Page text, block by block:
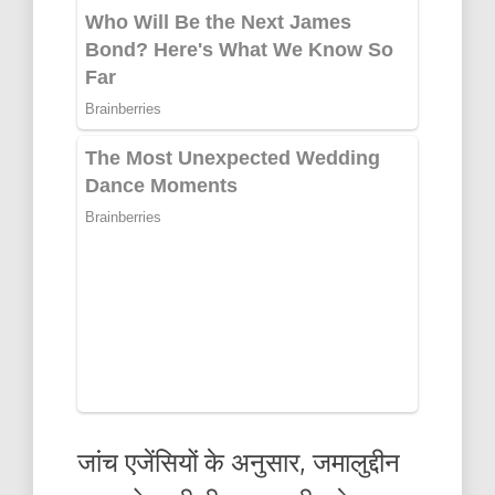
जांच एजेंसियों के अनुसार, जमालुद्दीन